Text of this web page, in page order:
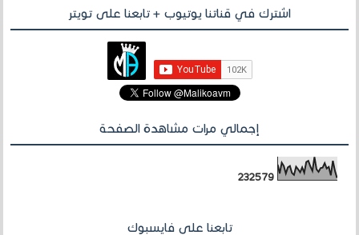
اشترك في قناتنا يوتيوب + تابعنا على تويتر
إجمالي مرات مشاهدة الصفحة
232579
تابعنا على فايسبوك